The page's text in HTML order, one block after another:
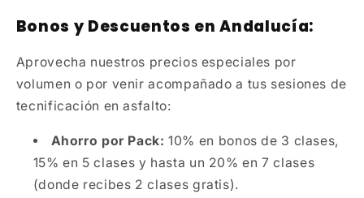
Bonos y Descuentos en Andalucía:
Aprovecha nuestros precios especiales por
volumen o por venir acompañado a tus sesiones de
tecnificación en asfalto:
Ahorro por Pack: 10% en bonos de 3 clases,
15% en 5 clases y hasta un 20% en 7 clases
(donde recibes 2 clases gratis).